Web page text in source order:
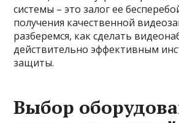
системы – это залог ее
получения качественной
разберемся, как сделать
действительно эффективным
защиты.
Выбор